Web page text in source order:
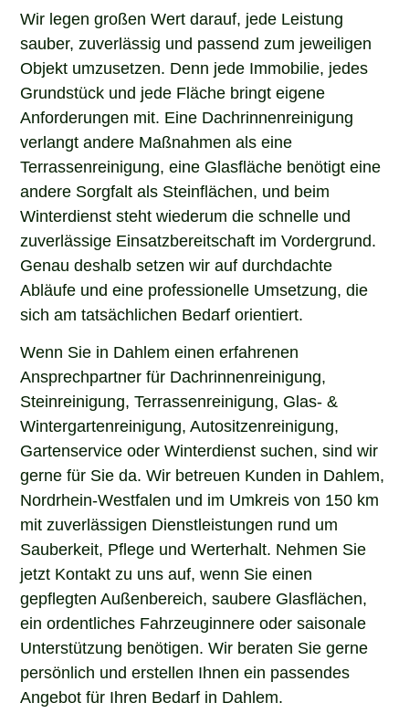
Wir legen großen Wert darauf, jede Leistung
sauber, zuverlässig und passend zum jeweiligen
Objekt umzusetzen. Denn jede Immobilie, jedes
Grundstück und jede Fläche bringt eigene
Anforderungen mit. Eine Dachrinnenreinigung
verlangt andere Maßnahmen als eine
Terrassenreinigung, eine Glasfläche benötigt eine
andere Sorgfalt als Steinflächen, und beim
Winterdienst steht wiederum die schnelle und
zuverlässige Einsatzbereitschaft im Vordergrund.
Genau deshalb setzen wir auf durchdachte
Abläufe und eine professionelle Umsetzung, die
sich am tatsächlichen Bedarf orientiert.
Wenn Sie in Dahlem einen erfahrenen
Ansprechpartner für Dachrinnenreinigung,
Steinreinigung, Terrassenreinigung, Glas- &
Wintergartenreinigung, Autositzenreinigung,
Gartenservice oder Winterdienst suchen, sind wir
gerne für Sie da. Wir betreuen Kunden in Dahlem,
Nordrhein-Westfalen und im Umkreis von 150 km
mit zuverlässigen Dienstleistungen rund um
Sauberkeit, Pflege und Werterhalt. Nehmen Sie
jetzt Kontakt zu uns auf, wenn Sie einen
gepflegten Außenbereich, saubere Glasflächen,
ein ordentliches Fahrzeuginnere oder saisonale
Unterstützung benötigen. Wir beraten Sie gerne
persönlich und erstellen Ihnen ein passendes
Angebot für Ihren Bedarf in Dahlem.